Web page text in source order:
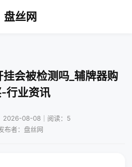
盘丝网
会被检测吗_辅牌器购
行业资讯
2026-08-08｜阅读：5
布者：盘丝网